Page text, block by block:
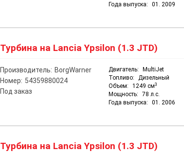
Года выпуска:
01. 2009
Турбина на Lancia Ypsilon (1.3 JTD)
Производитель: BorgWarner
Номер: 54359880024
Под заказ
Двигатель:
MultiJet
Топливо:
Дизельный
Объем:
1249 см3
Мощность:
78 л.с.
Года выпуска:
01. 2006
Турбина на Lancia Ypsilon (1.3 JTD)